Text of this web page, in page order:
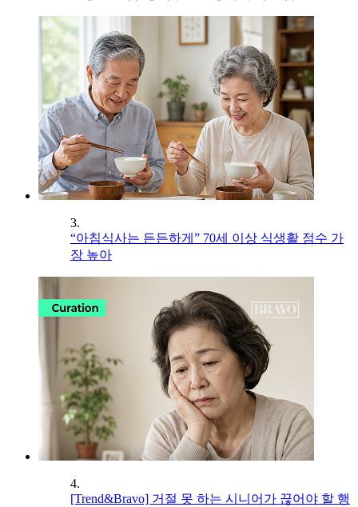
3.
“아침식사는 든든하게” 70세 이상 식생활 점수 가
장 높아
4.
[Trend&Bravo] 거절 못 하는 시니어가 끊어야 할 행